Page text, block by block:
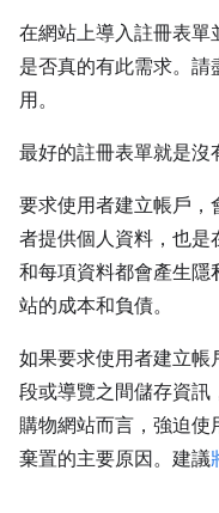
在網站上導入註冊表單
是否真的有此需求。
用。
最好的註冊表單就是沒
要求使用者建立帳戶，
者提供個人資料，也是
和每項資料都會產生隱
站的成本和負債。
如果要求使用者建立帳
段或導覽之間儲存資訊
購物網站而言，強迫使
棄置的主要原因。建議